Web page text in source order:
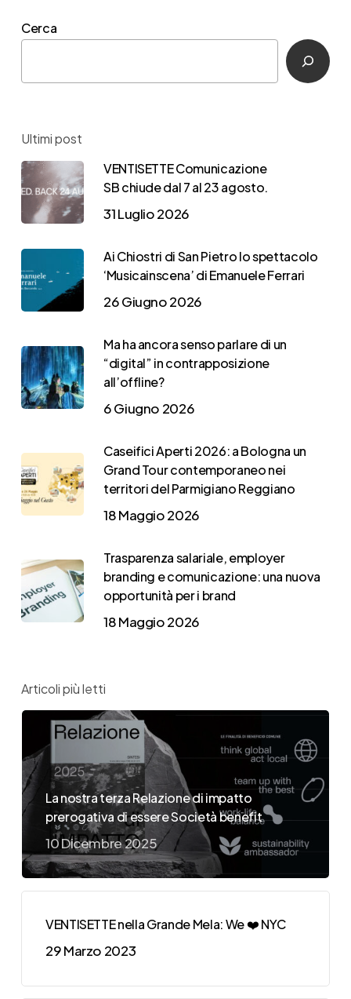
Cerca
Ultimi post
VENTISETTE Comunicazione
SB chiude dal 7 al 23 agosto.
31 Luglio 2026
Ai Chiostri di San Pietro lo spettacolo
‘Musicainscena’ di Emanuele Ferrari
26 Giugno 2026
Ma ha ancora senso parlare di un
“digital” in contrapposizione
all’offline?
6 Giugno 2026
Caseifici Aperti 2026: a Bologna un
Grand Tour contemporaneo nei
territori del Parmigiano Reggiano
18 Maggio 2026
Trasparenza salariale, employer
branding e comunicazione: una nuova
opportunità per i brand
18 Maggio 2026
Articoli più letti
La nostra terza Relazione di impatto
prerogativa di essere Società benefit
10 Dicembre 2025
VENTISETTE nella Grande Mela: We ❤️ NYC
29 Marzo 2023